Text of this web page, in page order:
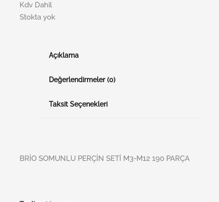
Kdv Dahil
Stokta yok
Açıklama
Değerlendirmeler (0)
Taksit Seçenekleri
BRİO SOMUNLU PERÇİN SETİ M3-M12 190 PARÇA